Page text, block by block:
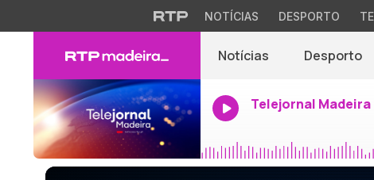
NOTÍCIAS DESPORTO
Notícias Desporto
Telejornal Madeira